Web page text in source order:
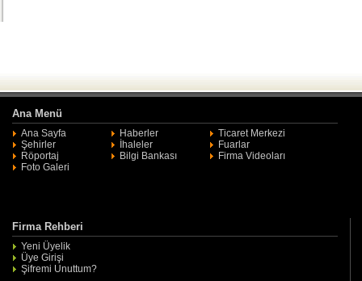
Ana Menü
Ana Sayfa Haberler
Ticaret Merkezi
Şehirler
İhaleler
Fuarlar
Röportaj
Bilgi Bankası
Firma Videoları
Foto Galeri
Firma Rehberi
Yeni Üyelik
Üye Girişi
Şifremi Unuttum?